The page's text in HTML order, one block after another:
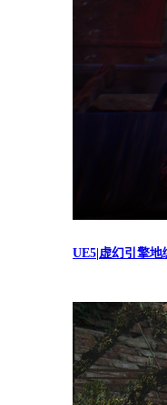
UE5|虚幻引擎地